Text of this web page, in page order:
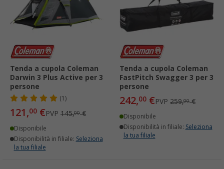
Tenda a cupola Coleman
Darwin 3 Plus Active per 3
persone
(1)
121,00 €PVP 145,00€
Disponibile
Disponibilità in filiale: Seleziona
la tua filiale
Tenda a cupola Coleman
FastPitch Swagger 3 per 3
persone
242,00 €PVP 259,00€
Disponibile
Disponibilità in filiale: Seleziona
la tua filiale